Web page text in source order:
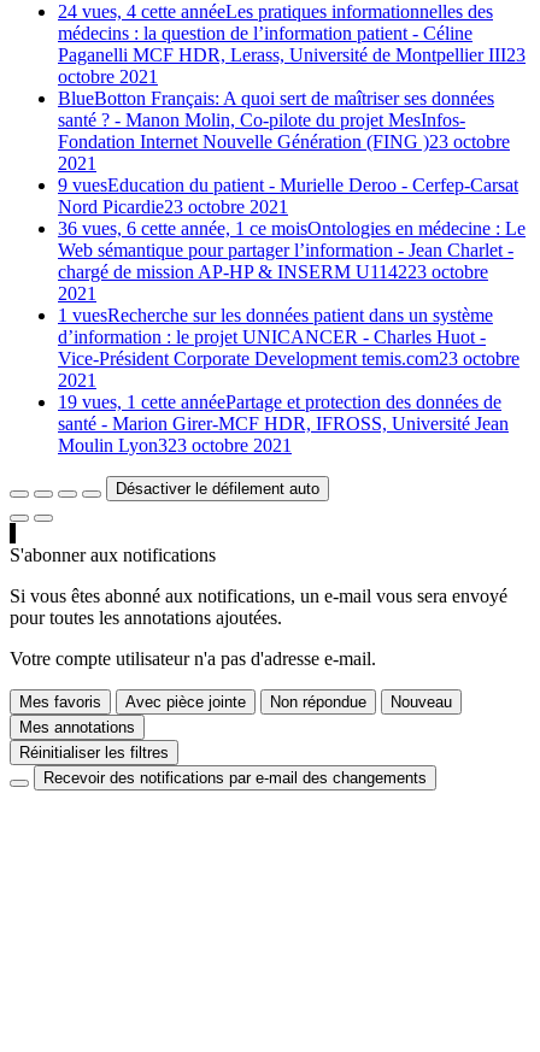
24 vues, 4 cette annéeLes pratiques informationnelles des
médecins : la question de l’information patient - Céline
Paganelli MCF HDR, Lerass, Université de Montpellier III23
octobre 2021
BlueBotton Français: A quoi sert de maîtriser ses données
santé ? - Manon Molin, Co-pilote du projet MesInfos-
Fondation Internet Nouvelle Génération (FING )23 octobre
2021
9 vuesEducation du patient - Murielle Deroo - Cerfep-Carsat
Nord Picardie23 octobre 2021
36 vues, 6 cette année, 1 ce moisOntologies en médecine : Le
Web sémantique pour partager l’information - Jean Charlet -
chargé de mission AP-HP & INSERM U114223 octobre
2021
1 vuesRecherche sur les données patient dans un système
d’information : le projet UNICANCER - Charles Huot -
Vice-Président Corporate Development temis.com23 octobre
2021
19 vues, 1 cette annéePartage et protection des données de
santé - Marion Girer-MCF HDR, IFROSS, Université Jean
Moulin Lyon323 octobre 2021
Désactiver le défilement auto
S'abonner aux notifications
Si vous êtes abonné aux notifications, un e-mail vous sera envoyé
pour toutes les annotations ajoutées.
Votre compte utilisateur n'a pas d'adresse e-mail.
Mes favoris Avec pièce jointe Non répondue
Nouveau
Mes annotations
Réinitialiser les filtres
Recevoir des notifications par e-mail des changements